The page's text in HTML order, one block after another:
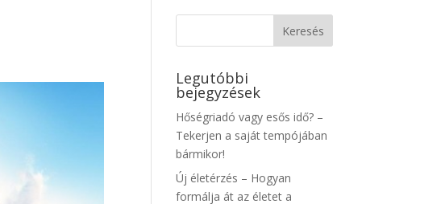
Legutóbbi
bejegyzések
Hőségriadó vagy esős idő? –
Tekerjen a saját tempójában
bármikor!
Új életérzés – Hogyan
formálja át az életet a